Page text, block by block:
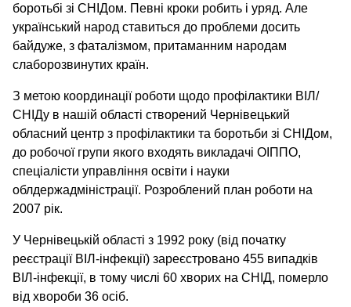
боротьбі зі СНІДом. Певні кроки робить і уряд. Але
український народ ставиться до проблеми досить
байдуже, з фаталізмом, притаманним народам
слаборозвинутих країн.
З метою координації роботи щодо профілактики ВІЛ/
СНІДу в нашій області створений Чернівецький
обласний центр з профілактики та боротьби зі СНІДом,
до робочої групи якого входять викладачі ОІППО,
спеціалісти управління освіти і науки
облдержадміністрації. Розроблений план роботи на
2007 рік.
У Чернівецькій області з 1992 року (від початку
реєстрації ВІЛ-інфекції) зареєстровано 455 випадків
ВІЛ-інфекції, в тому числі 60 хворих на СНІД, померло
від хвороби 36 осіб.